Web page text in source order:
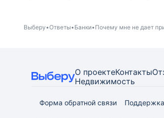
Выберу Ответы Банки Почему мне не дает
О проектеКонтакты
Недвижимость
Форма обратной связи